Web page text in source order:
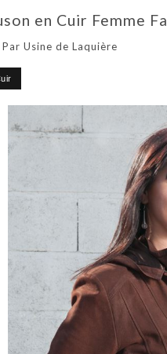
en Cuir Femme
Par Usine de Laquière